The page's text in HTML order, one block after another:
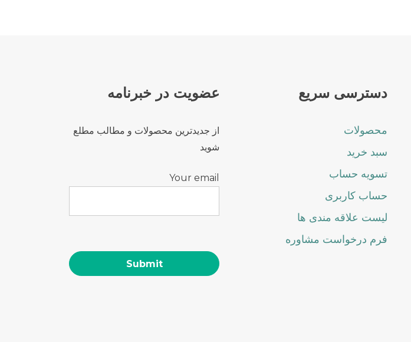
دسترسی سریع
محصولات
سبد خرید
تسویه حساب
حساب کاربری
لیست علاقه مندی ها
فرم درخواست مشاوره
عضویت در خبرنامه
از جدیدترین محصولات و مطالب مطلع
شوید
Your email